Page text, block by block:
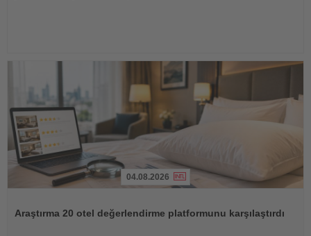
04.08.2026
Araştırma 20 otel değerlendirme platformunu karşılaştırdı